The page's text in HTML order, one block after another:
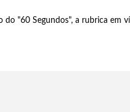
"60 Segundos", a rubrica em